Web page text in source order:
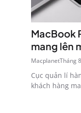
MacBook
mang lên
MacplanetTháng
Cục quản lí
khách hàng